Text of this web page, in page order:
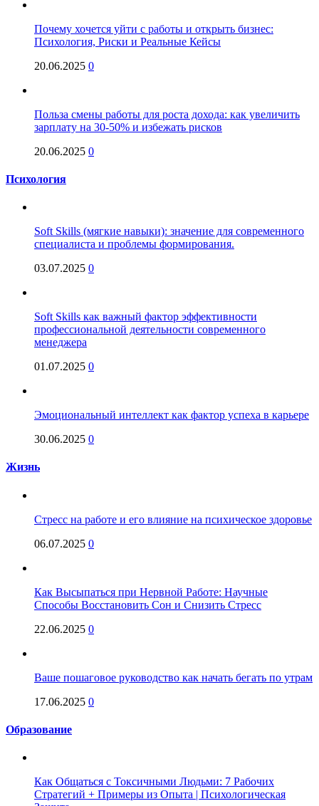
Почему хочется уйти с работы и открыть бизнес:
Психология, Риски и Реальные Кейсы
20.06.2025 0
Польза смены работы для роста дохода: как увеличить
зарплату на 30-50% и избежать рисков
20.06.2025 0
Психология
Soft Skills (мягкие навыки): значение для современного
специалиста и проблемы формирования.
03.07.2025 0
Soft Skills как важный фактор эффективности
профессиональной деятельности современного
менеджера
01.07.2025 0
Эмоциональный интеллект как фактор успеха в карьере
30.06.2025 0
Жизнь
Стресс на работе и его влияние на психическое здоровье
06.07.2025 0
Как Высыпаться при Нервной Работе: Научные
Способы Восстановить Сон и Снизить Стресс
22.06.2025 0
Ваше пошаговое руководство как начать бегать по утрам
17.06.2025 0
Образование
Как Общаться с Токсичными Людьми: 7 Рабочих
Стратегий + Примеры из Опыта | Психологическая